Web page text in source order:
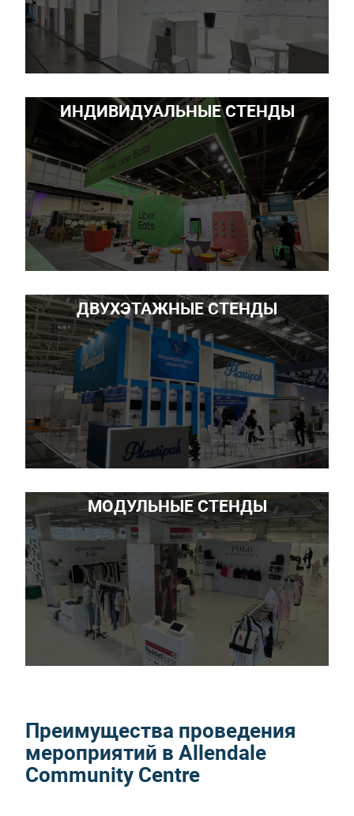
ИНДИВИДУАЛЬНЫЕ СТЕНДЫ
ДВУХЭТАЖНЫЕ СТЕНДЫ
МОДУЛЬНЫЕ СТЕНДЫ
Преимущества проведения
мероприятий в Allendale
Community Centre